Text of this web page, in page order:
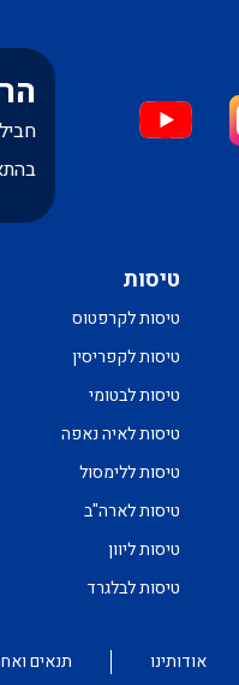
טיסות
טיסות לקרפטוס
טיסות לקפריסין
טיסות לבטומי
טיסות לאיה נאפה
טיסות ללימסול
טיסות לארה"ב
טיסות ליוון
טיסות לבלגרד
אודותינו תנאים